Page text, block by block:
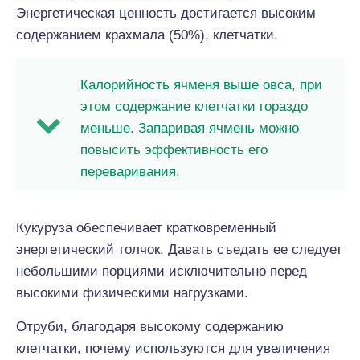
Энергетическая ценность достигается высоким
содержанием крахмала (50%), клетчатки.
Калорийность ячменя выше овса, при
этом содержание клетчатки гораздо
меньше. Запаривая ячмень можно
повысить эффективность его
переваривания.
Кукуруза обеспечивает кратковременный
энергетический толчок. Давать съедать ее следует
небольшими порциями исключительно перед
высокими физическими нагрузками.
Отруби, благодаря высокому содержанию
клетчатки, почему используются для увеличения